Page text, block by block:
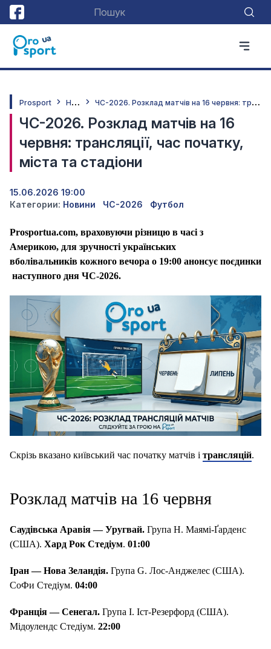
Prosport Н
овини Ч
С-2026. Розклад матчів на 16 червня: трансляції, час початку, міста та стадіони
ЧС-2026. Розклад матчів на 16
червня: трансляції, час початку,
міста та стадіони
15.06.2026 19:00
Категории: Новини ЧС-2026 Футбол
Prosportua.com, враховуючи різницю в часі з
Америкою, для зручності українських
вболівальників кожного вечора о 19:00 анонсує поєдинки
наступного дня ЧС-2026.
Скрізь вказано київський час початку матчів і трансляцій.
Розклад матчів на 16 червня
Саудівська Аравія — Уругвай. Група Н. Маямі-Ґарденс
(США). Хард Рок Стедіум. 01:00
Іран — Нова Зеландія. Група G. Лос-Анджелес (США).
СоФи Стедіум. 04:00
Франція — Сенегал. Група І. Іст-Резерфорд (США).
Мідоулендс Стедіум. 22:00